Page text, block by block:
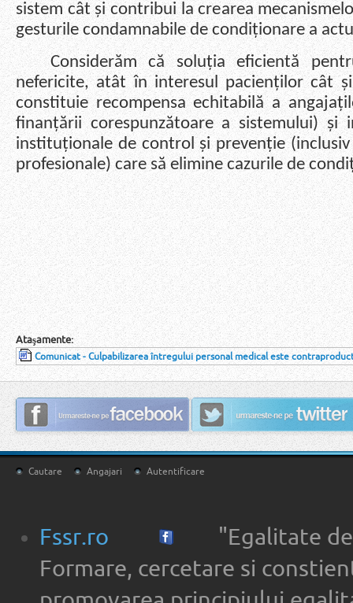
sistem cât și contribui la crearea
gesturile condamnabile de condiționare a
Considerăm că soluția eficientă
nefericite, atât în interesul pacienților cât
constituie recompensa echitabilă a
finanțării corespunzătoare a sistemului) și
instituționale de control și prevenție
profesionale) care să elimine cazurile de
Ataşamente:
Comunicat - Culpabilizarea întregului personal medical este
Cautare Angajari Autentificare
Fssr.ro
"Egalitate de
Formare, cercetare si